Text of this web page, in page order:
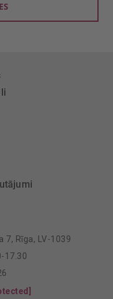
7, Rīga, LV-1039
17.30